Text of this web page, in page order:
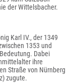
der Wittelsbacher.
Karl IV., der 1349
1353 und
Dabei
ihre
Straße von Nürnberg
zugute.